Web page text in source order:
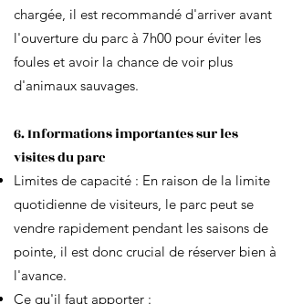
chargée, il est recommandé d'arriver avant
l'ouverture du parc à 7h00 pour éviter les
foules et avoir la chance de voir plus
d'animaux sauvages.
6. Informations importantes sur les
visites du parc
Limites de capacité : En raison de la limite
quotidienne de visiteurs, le parc peut se
vendre rapidement pendant les saisons de
pointe, il est donc crucial de réserver bien à
l'avance.
Ce qu'il faut apporter :